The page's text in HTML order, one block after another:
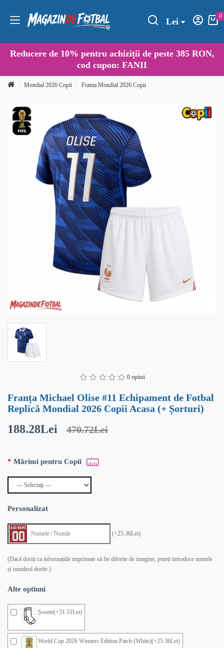
Lei
0
Reducere de 10% pentru achiziții de peste 385 RON,
cod cupon: FANII
Mondial 2026 Copii Franța Mondial 2026 Copii
0 opinii
Franța Michael Olise #11 Echipament de Fotbal
Replică Mondial 2026 Copii Acasa (+ Șorturi)
188.28Lei 470.72Lei
Mărimi pentru Copii
Personalizat
(+25.36Lei)
(Dacă doriți ca informațiile imprimate să fie diferite de imagine, puteți introduce numele
și numărul dorite.)
Alte optiuni
Șosete(+31.51Lei)
World Cup 2026 Winners Edition Patch (White)(+25.36Lei)